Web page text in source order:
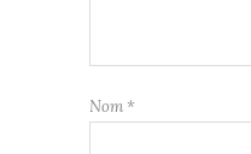
Nom *